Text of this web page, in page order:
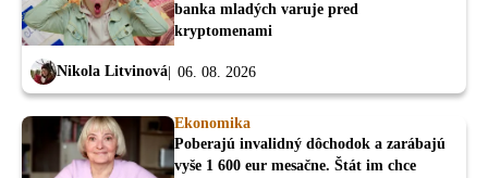
banka mladých varuje pred
kryptomenami
Nikola Litvinová 06. 08. 2026
Ekonomika
Poberajú invalidný dôchodok a zarábajú
vyše 1 600 eur mesačne. Štát im chce